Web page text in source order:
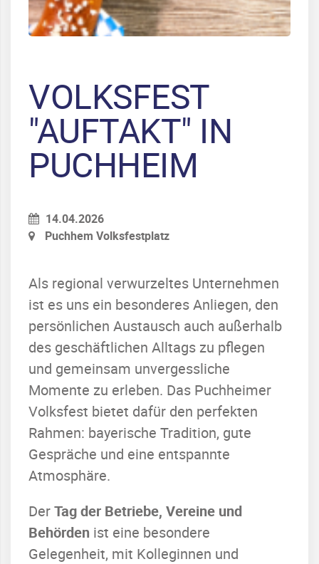
VOLKSFEST
"AUFTAKT" IN
PUCHHEIM
14.04.2026
Puchhem Volksfestplatz
Als regional verwurzeltes Unternehmen
ist es uns ein besonderes Anliegen, den
persönlichen Austausch auch außerhalb
des geschäftlichen Alltags zu pflegen
und gemeinsam unvergessliche
Momente zu erleben. Das Puchheimer
Volksfest bietet dafür den perfekten
Rahmen: bayerische Tradition, gute
Gespräche und eine entspannte
Atmosphäre.
DerTag der Betriebe, Vereine und
Behörden ist eine besondere
Gelegenheit, mit Kolleginnen und